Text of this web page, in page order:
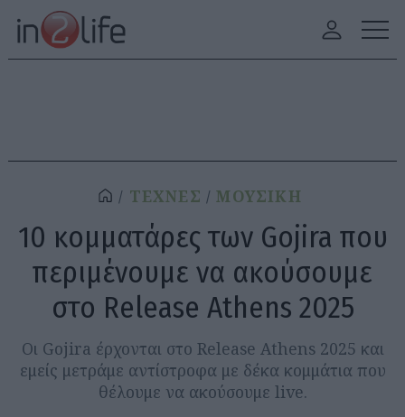
ΤΕΧΝΕΣ ΜΟΥΣΙΚΗ
10 κομματάρες των Gojira που
περιμένουμε να ακούσουμε
στο Release Athens 2025
Οι Gojira έρχονται στο Release Athens 2025 και
εμείς μετράμε αντίστροφα με δέκα κομμάτια που
θέλουμε να ακούσουμε live.